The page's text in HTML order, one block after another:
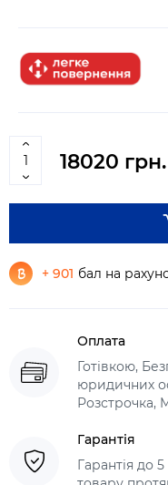
18020 грн.
+ 901 бал на
Оплата
Готівкою,
юридичних
Розстрочка,
Гарантія
Гарантія до